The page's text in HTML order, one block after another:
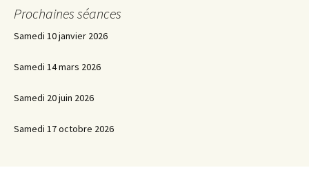
Prochaines séances
Samedi 10 janvier 2026
Samedi 14 mars 2026
Samedi 20 juin 2026
Samedi 17 octobre 2026